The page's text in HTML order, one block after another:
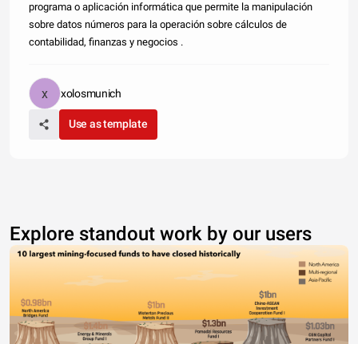
programa o aplicación informática que permite la manipulación
sobre datos números para la operación sobre cálculos de
contabilidad, finanzas y negocios .
xolosmunich
Use as template
Explore standout work by our users